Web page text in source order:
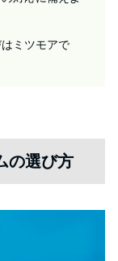
ミツモアで
の選び方